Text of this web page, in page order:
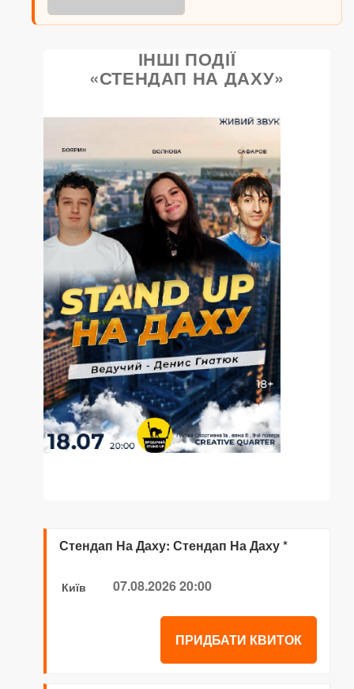
ІНШІ ПОДІЇ
«СТЕНДАП НА ДАХУ»
Стендап На Даху: Стендап На Даху *
Київ 07.08.2026 20:00
ПРИДБАТИ КВИТОК